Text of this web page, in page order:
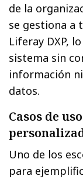
de la
se gestiona a
Liferay DXP,
sistema sin
información
datos.
Casos de
Uno de los
para